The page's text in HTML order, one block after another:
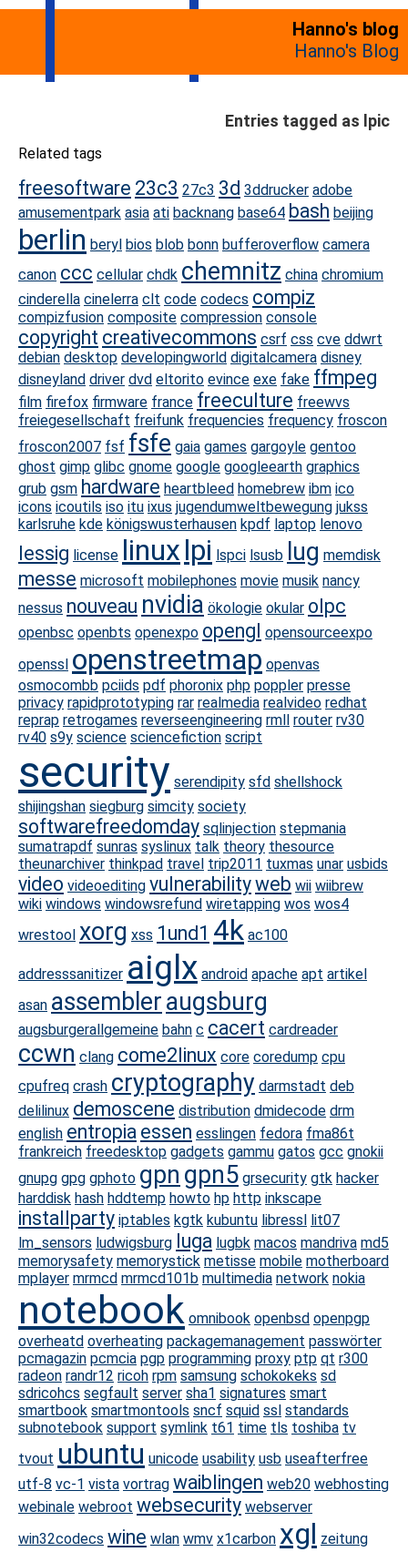
Hanno's blog
Hanno's Blog
Entries tagged as lpic
Related tags
freesoftware 23c3 27c3 3d 3ddrucker adobe
amusementpark asia ati backnang base64 bash beijing
berlin beryl bios blob bonn bufferoverflow camera
canon ccc cellular chdk chemnitz china chromium
cinderella cinelerra clt code codecs compiz
compizfusion composite compression console
copyright creativecommons csrf css cve ddwrt
debian desktop developingworld digitalcamera disney
disneyland driver dvd eltorito evince exe fake ffmpeg
film firefox firmware france freeculture freewvs
freiegesellschaft freifunk frequencies frequency froscon
froscon2007 fsf fsfe gaia games gargoyle gentoo
ghost gimp glibc gnome google googleearth graphics
grub gsm hardware heartbleed homebrew ibm ico
icons icoutils iso itu ixus jugendumweltbewegung jukss
karlsruhe kde königswusterhausen kpdf laptop lenovo
lessig license linuxlpi lspci lsusb lug memdisk
messe microsoft mobilephones movie musik nancy
nessus nouveau nvidia ökologie okular olpc
openbsc openbts openexpo opengl opensourceexpo
openssl openstreetmap openvas
osmocombb pciids pdf phoronix php poppler presse
privacy rapidprototyping rar realmedia realvideo redhat
reprap retrogames reverseengineering rmll router rv30
rv40 s9y science sciencefiction script
security serendipity sfd shellshock
shijingshan siegburg simcity society
softwarefreedomday sqlinjection stepmania
sumatrapdf sunras syslinux talk theory thesource
theunarchiver thinkpad travel trip2011 tuxmas unar usbids
video videoediting vulnerabilityweb wii wiibrew
wiki windows windowsrefund wiretapping wos wos4
wrestool xorg xss 1und1 4k ac100
addresssanitizer aiglx android apache apt artikel
asan assembleraugsburg
augsburgerallgemeine bahn c cacert cardreader
ccwn clang come2linux core coredump cpu
cpufreq crash cryptography darmstadt deb
delilinux demoscene distribution dmidecode drm
english entropia essen esslingen fedora fma86t
frankreich freedesktop gadgets gammu gatos gcc gnokii
gnupg gpg gphoto gpn gpn5 grsecurity gtk hacker
harddisk hash hddtemp howto hp http inkscape
installparty iptables kgtk kubuntu libressl lit07
lm_sensors ludwigsburg luga lugbk macos mandriva md5
memorysafety memorystick metisse mobile motherboard
mplayer mrmcd mrmcd101b multimedia network nokia
notebook omnibook openbsd openpgp
overheatd overheating packagemanagement passwörter
pcmagazin pcmcia pgp programming proxy ptp qt r300
radeon randr12 ricoh rpm samsung schokokeks sd
sdricohcs segfault server sha1 signatures smart
smartbook smartmontools sncf squid ssl standards
subnotebook support symlink t61 time tls toshiba tv
tvout ubuntu unicode usability usb useafterfree
utf-8 vc-1 vista vortrag waiblingen web20 webhosting
webinale webroot websecurity webserver
win32codecs wine wlan wmv x1carbon xgl zeitung